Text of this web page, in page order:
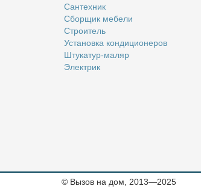
Сан­тех­ник
Сбор­щик ме­бе­ли
Стро­и­тель
Уста­нов­ка кон­ди­ци­о­не­ров
Шту­ка­тур-ма­ляр
Элек­трик
© Вызов на дом, 2013—2025